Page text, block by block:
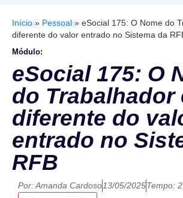
Início » Pessoal » eSocial 175: O Nome do
diferente do valor entrado no Sistema da
Módulo:
eSocial 175: O
do Trabalhador
diferente do
entrado no
RFB
Por:Amanda Cardoso13/05/2025Tempo: